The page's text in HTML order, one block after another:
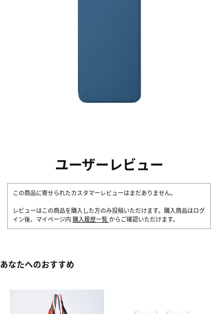
ユーザーレビュー
この商品に寄せられたカスタマーレビューはまだありません。
レビューはこの商品を購入した方のみ投稿いただけます。購入商品はログ
イン後、マイページ内 購入履歴一覧 からご確認いただけます。
あなたへのおすすめ